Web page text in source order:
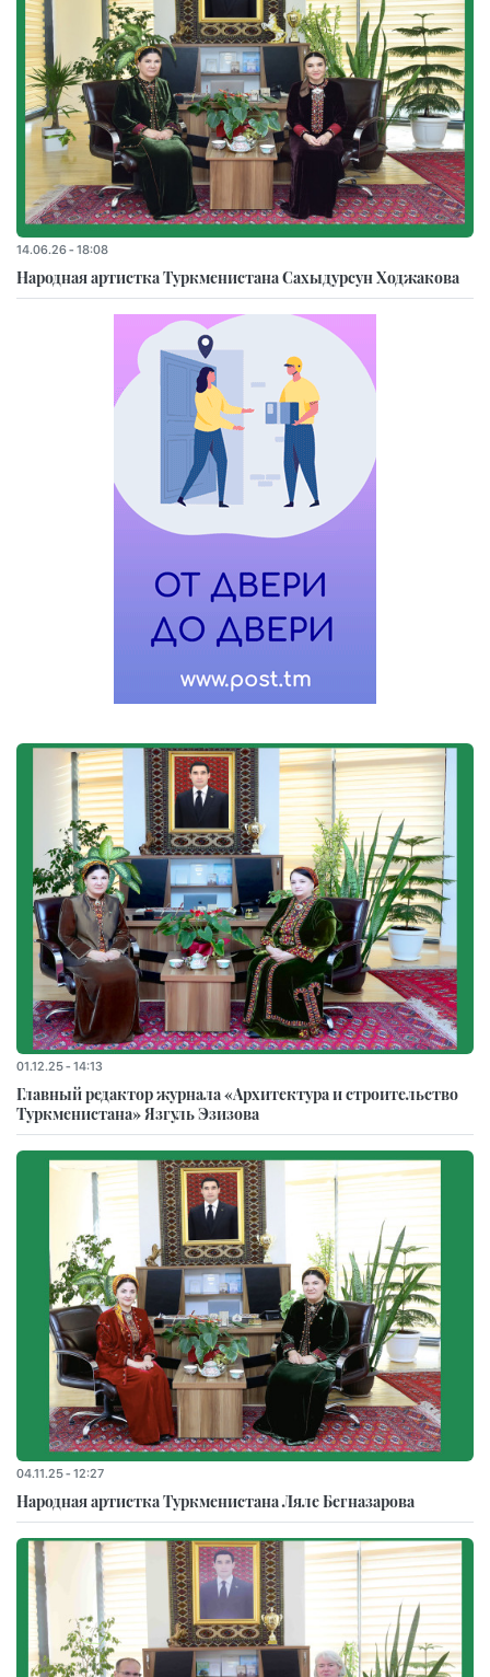
14.06.26 - 18:08
Народная артистка Туркменистана Сахыдурсун Ходжакова
01.12.25 - 14:13
Главный редактор журнала «Архитектура и строительство
Туркменистана» Язгуль Эзизова
04.11.25 - 12:27
Народная артистка Туркменистана Ляле Бегназарова